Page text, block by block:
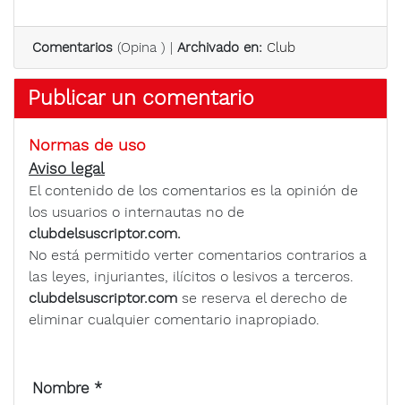
Comentarios (Opina ) | Archivado en: Club
Publicar un comentario
Normas de uso
Aviso legal
El contenido de los comentarios es la opinión de
los usuarios o internautas no de
clubdelsuscriptor.com.
No está permitido verter comentarios contrarios a
las leyes, injuriantes, ilícitos o lesivos a terceros.
clubdelsuscriptor.com se reserva el derecho de
eliminar cualquier comentario inapropiado.
Nombre *